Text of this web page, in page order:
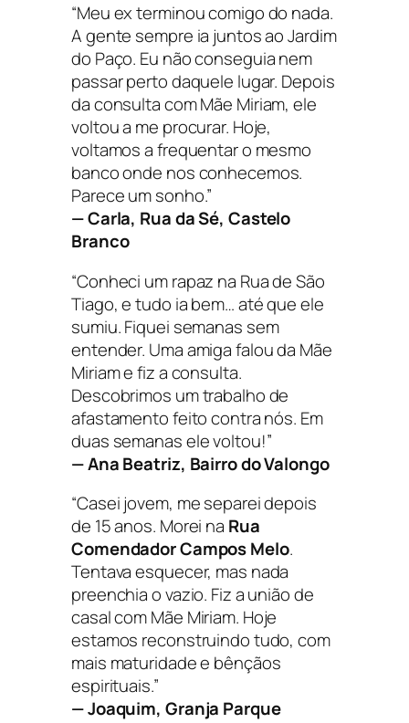
“Meu ex terminou comigo do nada.
A gente sempre ia juntos ao Jardim
do Paço. Eu não conseguia nem
passar perto daquele lugar. Depois
da consulta com Mãe Miriam, ele
voltou a me procurar. Hoje,
voltamos a frequentar o mesmo
banco onde nos conhecemos.
Parece um sonho.”
— Carla, Rua da Sé, Castelo
Branco
“Conheci um rapaz na Rua de São
Tiago, e tudo ia bem… até que ele
sumiu. Fiquei semanas sem
entender. Uma amiga falou da Mãe
Miriam e fiz a consulta.
Descobrimos um trabalho de
afastamento feito contra nós. Em
duas semanas ele voltou!”
— Ana Beatriz, Bairro do Valongo
“Casei jovem, me separei depois
de 15 anos. Morei na Rua
Comendador Campos Melo.
Tentava esquecer, mas nada
preenchia o vazio. Fiz a união de
casal com Mãe Miriam. Hoje
estamos reconstruindo tudo, com
mais maturidade e bênçãos
espirituais.”
— Joaquim, Granja Parque